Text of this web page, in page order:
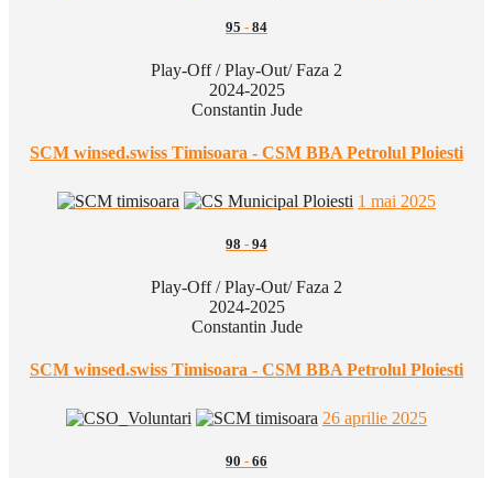
95 - 84
Play-Off / Play-Out/ Faza 2
2024-2025
Constantin Jude
SCM winsed.swiss Timisoara - CSM BBA Petrolul Ploiesti
1 mai 2025
98 - 94
Play-Off / Play-Out/ Faza 2
2024-2025
Constantin Jude
SCM winsed.swiss Timisoara - CSM BBA Petrolul Ploiesti
26 aprilie 2025
90 - 66